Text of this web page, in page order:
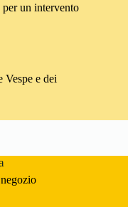
per un intervento
e dei